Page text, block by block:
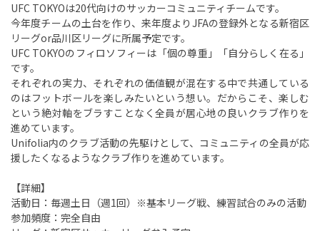
UFC TOKYOは20代向けのサッカーコミュニティチームです。
今年度チームの土台を作り、来年度よりJFAの登録外となる新宿区
リーグor品川区リーグに所属予定です。
UFC TOKYOのフィロソフィーは「個の尊重」「自分らしく在る」
です。
それぞれの実力、それぞれの価値観が混在する中で共通している
のはフットボールを楽しみたいという想い。だからこそ、楽しむ
という絶対軸をブラすことなく全員が居心地の良いクラブ作りを
進めています。
Unifolia内のクラブ活動の先駆けとして、コミュニティの全員が応
援したくなるようなクラブ作りを進めています。
【詳細】
活動日：毎週土日（週1回）※基本リーグ戦、練習試合のみの活動
参加頻度：完全自由